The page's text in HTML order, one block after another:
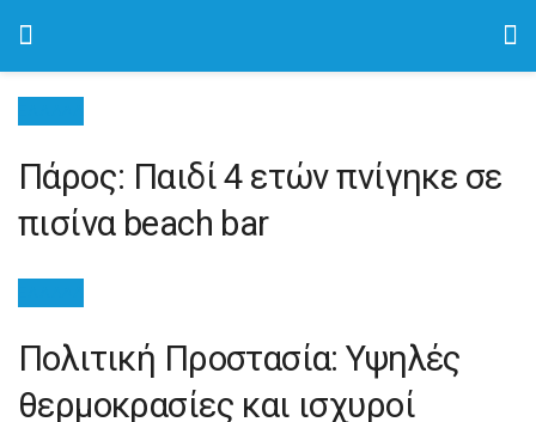
Πάρος: Παιδί 4 ετών πνίγηκε σε
πισίνα beach bar
Πολιτική Προστασία: Υψηλές
θερμοκρασίες και ισχυροί